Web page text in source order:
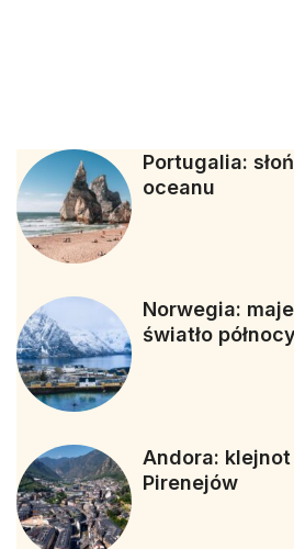
Portugalia:
oceanu
Norwegia:
światło północy
Andora:
Pirenejów